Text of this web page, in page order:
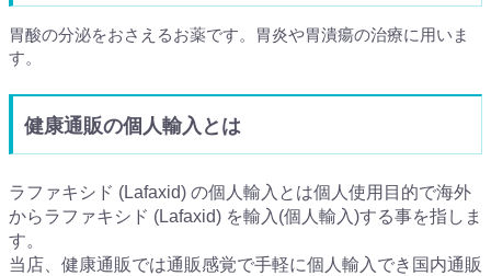
胃酸の分泌をおさえるお薬です。胃炎や胃潰瘍の治療に用いま
す。
健康通販の個人輸入とは
ラファキシド (Lafaxid) の個人輸入とは個人使用目的で海外
からラファキシド (Lafaxid) を輸入(個人輸入)する事を指しま
す。
当店、健康通販では通販感覚で手軽に個人輸入でき国内通販